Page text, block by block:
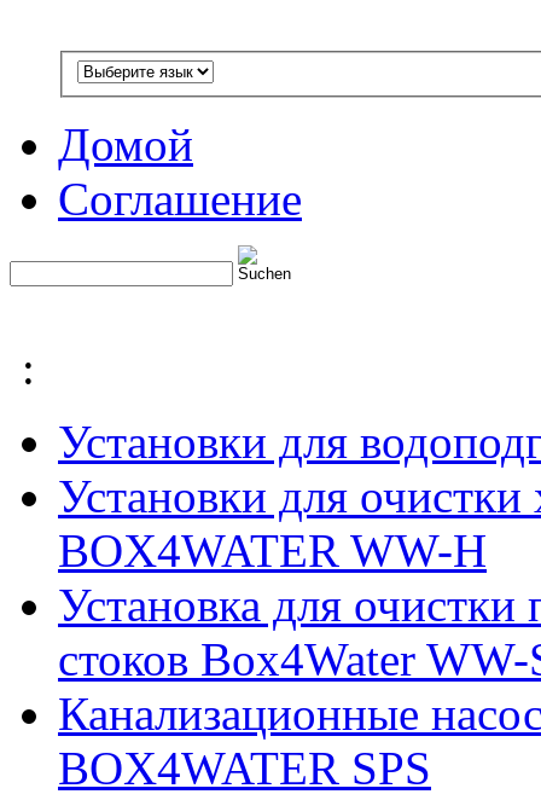
Домой
Соглашение
:
Установки для
Установки для
BOX4WATER WW-H
Установка для
стоков Box4Water WW-
Канализационные
BOX4WATER SPS